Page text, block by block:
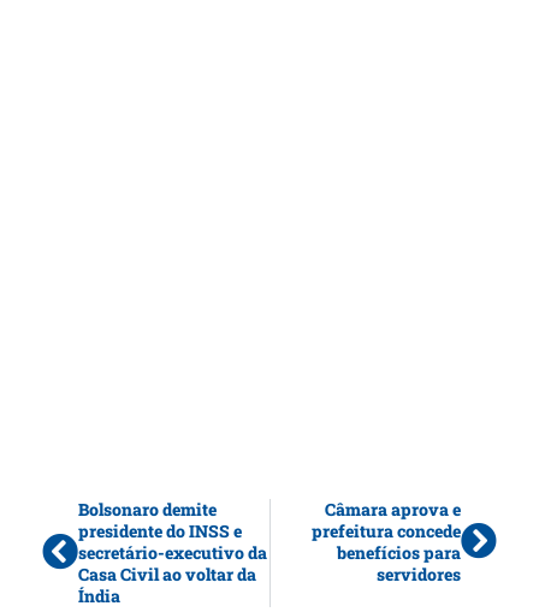
Bolsonaro demite
presidente do INSS e
secretário-executivo da
Casa Civil ao voltar da
Índia
Câmara aprova e
prefeitura concede
benefícios para
servidores